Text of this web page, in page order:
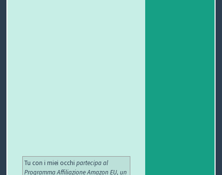
Tu con i miei occhi partecipa al
Programma Affiliazione Amazon EU, un